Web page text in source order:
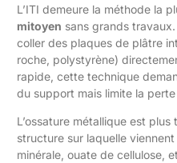
L’ITI demeure la méthode la
mitoyen sans grands
coller des plaques de plâtre
roche, polystyrène)
rapide, cette technique
du support mais limite la
L’ossature métallique est
structure sur laquelle viennent
minérale, ouate de cellulose,